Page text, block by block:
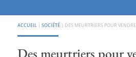
ACCUEIL | SOCIÉTÉ| DES MEURTRIERS POUR
Des meurtriers pour